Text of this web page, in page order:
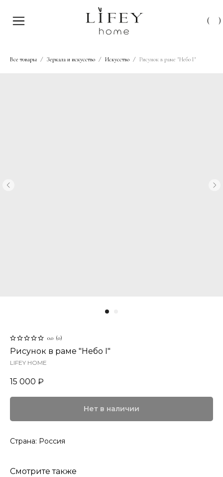
( )
Все товары Зеркала и искусство Искусство Рисунок в раме "Небо I"
0.0 (0)
Рисунок в раме "Небо I"
LIFEY HOME
15 000 ₽
Нет в наличии
Страна: Россия
Смотрите также